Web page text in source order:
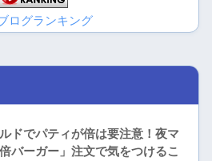
ログランキング
ドでパティが倍は要注意！夜マ
バーガー」注文で気をつけるこ